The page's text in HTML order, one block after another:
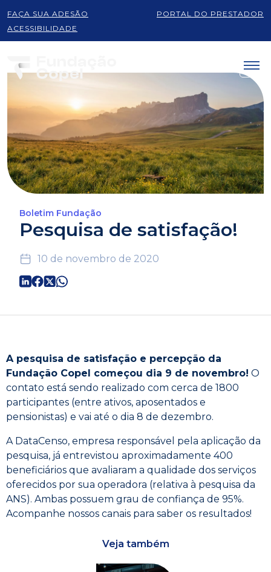
FAÇA SUA ADESÃO
PORTAL DO PRESTADOR
ACESSIBILIDADE
Boletim Fundação
Pesquisa de satisfação!
10 de novembro de 2020
A pesquisa de satisfação e percepção da
Fundação Copel começou dia 9 de novembro! O
contato está sendo realizado com cerca de 1800
participantes (entre ativos, aposentados e
pensionistas) e vai até o dia 8 de dezembro.
A DataCenso, empresa responsável pela aplicação da
pesquisa, já entrevistou aproximadamente 400
beneficiários que avaliaram a qualidade dos serviços
oferecidos por sua operadora (relativa à pesquisa da
ANS). Ambas possuem grau de confiança de 95%.
Acompanhe nossos canais para saber os resultados!
Veja também